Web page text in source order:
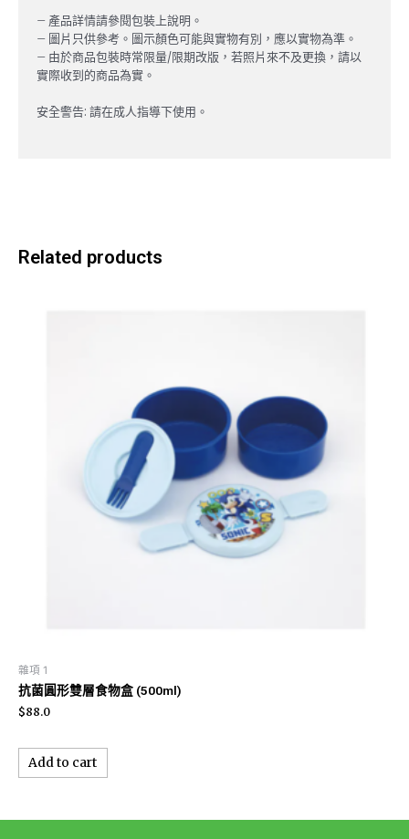
Related products
雜項 1
抗菌圓形雙層食物盒 (500ml)
$88.0
Add to cart
– 產品詳情請參閱包裝上說明。
– 圖片只供參考。圖示顏色可能與實物有別，應以實物為準。
– 由於商品包裝時常限量/限期改版，若照片來不及更換，請以
實際收到的商品為實。
安全警告: 請在成人指導下使用。